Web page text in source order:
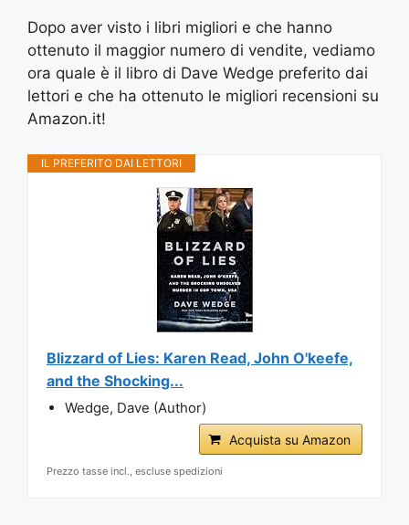
Dopo aver visto i libri migliori e che hanno
ottenuto il maggior numero di vendite, vediamo
ora quale è il libro di Dave Wedge preferito dai
lettori e che ha ottenuto le migliori recensioni su
Amazon.it!
IL PREFERITO DAI LETTORI
Blizzard of Lies: Karen Read, John O'keefe,
and the Shocking...
Wedge, Dave (Author)
Acquista su Amazon
Prezzo tasse incl., escluse spedizioni